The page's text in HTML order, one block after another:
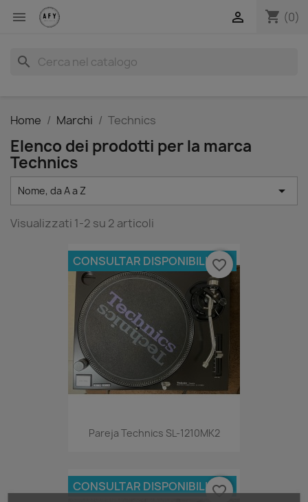
 shopping_cart (0)

search
Home Marchi Technics
Elenco dei prodotti per la marca
Technics
Nome, da A a Z 
Visualizzati 1-2 su 2 articoli
Pareja Technics SL-1210MK2
CONSULTAR DISPONIBILIDAD
favorite_border
CONSULTAR DISPONIBILIDAD
favorite_border